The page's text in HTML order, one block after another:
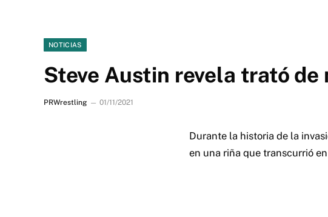
NOTICIAS
Steve Austin revela trató de
PRWrestling 01/11/2021
Durante la historia de la
en una riña que transcurrió